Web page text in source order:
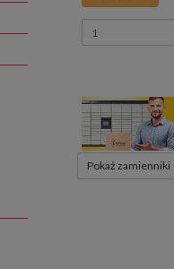
Wprowadź
ilość
Pokaż zamienniki